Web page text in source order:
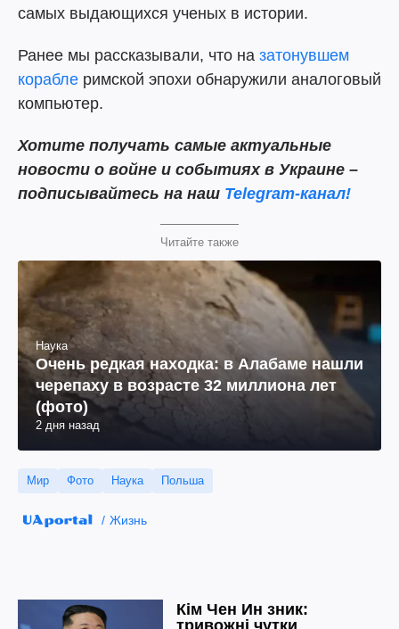
самых выдающихся ученых в истории.
Ранее мы рассказывали, что на затонувшем
корабле римской эпохи обнаружили аналоговый
компьютер.
Хотите получать самые актуальные
новости о войне и событиях в Украине –
подписывайтесь на наш Telegram-канал!
Читайте также
Наука
Очень редкая находка: в Алабаме нашли
черепаху в возрасте 32 миллиона лет
(фото)
2 дня назад
Мир Фото Наука Польша
Жизнь